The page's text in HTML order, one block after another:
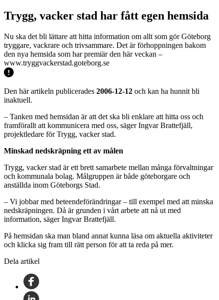
Trygg, vacker stad har fått egen hemsida
Nu ska det bli lättare att hitta information om allt som gör Göteborg
tryggare, vackrare och trivsammare. Det är förhoppningen bakom
den nya hemsida som har premiär den här veckan –
www.tryggvackerstad.goteborg.se
Den här artikeln publicerades 2006-12-12 och kan ha hunnit bli
inaktuell.
– Tanken med hemsidan är att det ska bli enklare att hitta oss och
framförallt att kommunicera med oss, säger Ingvar Brattefjäll,
projektledare för Trygg, vacker stad.
Minskad nedskräpning ett av målen
Trygg, vacker stad är ett brett samarbete mellan många förvaltningar
och kommunala bolag. Målgruppen är både göteborgare och
anställda inom Göteborgs Stad.
– Vi jobbar med beteendeförändringar – till exempel med att minska
nedskräpningen. Då är grunden i vårt arbete att nå ut med
information, säger Ingvar Brattefjäll.
På hemsidan ska man bland annat kunna läsa om aktuella aktiviteter
och klicka sig fram till rätt person för att ta reda på mer.
Dela artikel